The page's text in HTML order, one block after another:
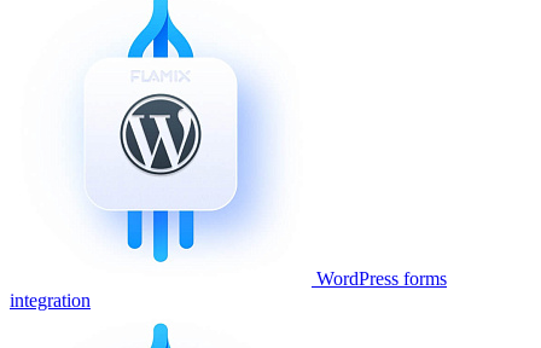
WordPress forms
integration